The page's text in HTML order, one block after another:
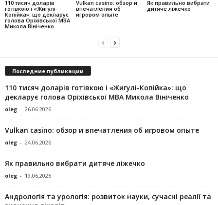
110 тисяч доларів
готівкою і «Жигулі-
Копійка»: що декларує
голова Оріхівської МВА
Микола Вініченко
Vulkan casino: обзор и
впечатления об
игровом опыте
Як правильно вибрати
дитяче ліжечко
Последние публикации
110 тисяч доларів готівкою і «Жигулі-Копійка»: що
декларує голова Оріхівської МВА Микола Вініченко
oleg - 26.06.2026
Vulkan casino: обзор и впечатления об игровом опыте
oleg - 24.06.2026
Як правильно вибрати дитяче ліжечко
oleg - 19.06.2026
Андрологія та урологія: розвиток науки, сучасні реалії та